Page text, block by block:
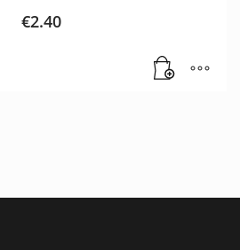
€2.40